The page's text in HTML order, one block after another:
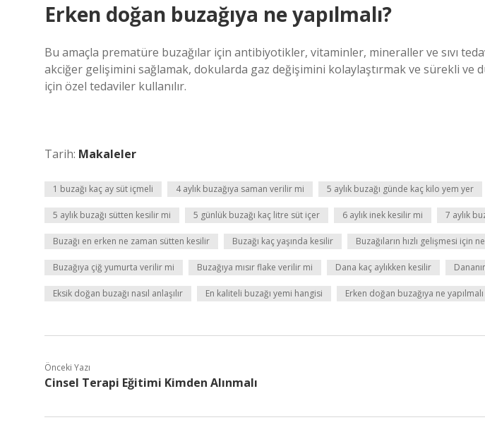
Erken doğan buzağıya ne yapılmalı?
Bu amaçla prematüre buzağılar için antibiyotikler, vitaminler, mineraller ve sıvı
akciğer gelişimini sağlamak, dokularda gaz değişimini kolaylaştırmak ve sürekli ve
için özel tedaviler kullanılır.
Tarih: Makaleler
1 buzağı kaç ay süt içmeli 4 aylık buzağıya saman verilir mi 5 aylık buzağı günde kaç kilo yem yer
5 aylık buzağı sütten kesilir mi 5 günlük buzağı kaç litre süt içer 6 aylık inek kesilir mi 7 aylık
Buzağı en erken ne zaman sütten kesilir Buzağı kaç yaşında kesilir Buzağıların hızlı gelişmesi için
Buzağıya çiğ yumurta verilir mi Buzağıya mısır flake verilir mi Dana kaç aylıkken kesilir
Eksik doğan buzağı nasıl anlaşılır En kaliteli buzağı yemi hangisi Erken doğan buzağıya ne yapılmalı
Önceki Yazı
Cinsel Terapi Eğitimi Kimden Alınmalı